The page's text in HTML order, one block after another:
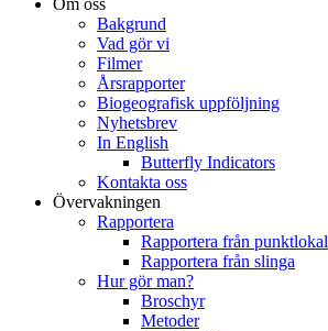
Bakgrund
Vad gör vi
Filmer
Årsrapporter
Biogeografisk uppföljning
Nyhetsbrev
In English
Butterfly Indicators
Kontakta oss
Övervakningen
Rapportera
Rapportera från punktlokal
Rapportera från slinga
Hur gör man?
Broschyr
Metoder